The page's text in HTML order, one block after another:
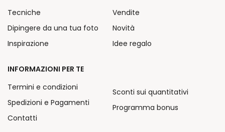
Tecniche
Dipingere da una tua foto
Inspirazione
Vendite
Novità
Idee regalo
INFORMAZIONI PER TE
Termini e condizioni
Spedizioni e Pagamenti
Contatti
Sconti sui quantitativi
Programma bonus